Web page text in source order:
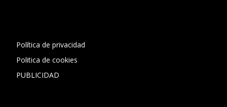
Política de privacidad
Politica de cookies
PUBLICIDAD